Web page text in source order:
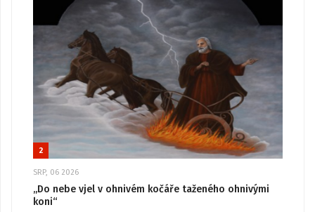
2
SRP, 06 2026
„Do nebe vjel v ohnivém kočáře taženého ohnivými
koni“